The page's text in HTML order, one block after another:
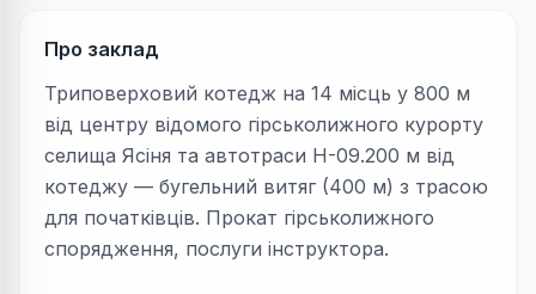
Про заклад
Триповерховий котедж на 14 місць у 800 м
від центру відомого гірськолижного курорту
селища Ясіня та автотраси H-09.200 м від
котеджу — бугельний витяг (400 м) з трасою
для початківців. Прокат гірськолижного
спорядження, послуги інструктора.